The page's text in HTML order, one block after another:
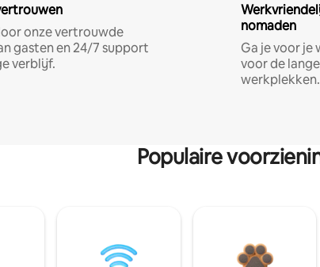
onze vertrouwde
gasten en 24/7 support
verblijf.
nomaden
Ga je voor je
voor de
werkplekken.
Populaire